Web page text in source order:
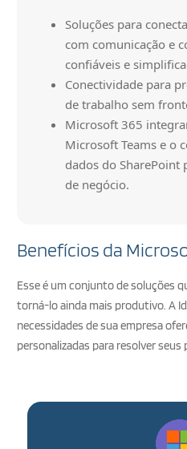
Soluções para
com comunicação e
confiáveis e
Conectividade para
de trabalho sem
Microsoft 365
Microsoft Teams e o
dados do SharePoint
de negócio.
Benefícios da
Esse é um conjunto de soluções
torná-lo ainda mais produtivo. A
necessidades de sua empresa
personalizadas para resolver seus